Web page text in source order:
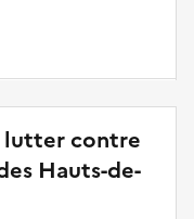
lutter contre
Hauts-de-